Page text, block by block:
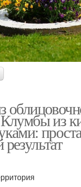
из